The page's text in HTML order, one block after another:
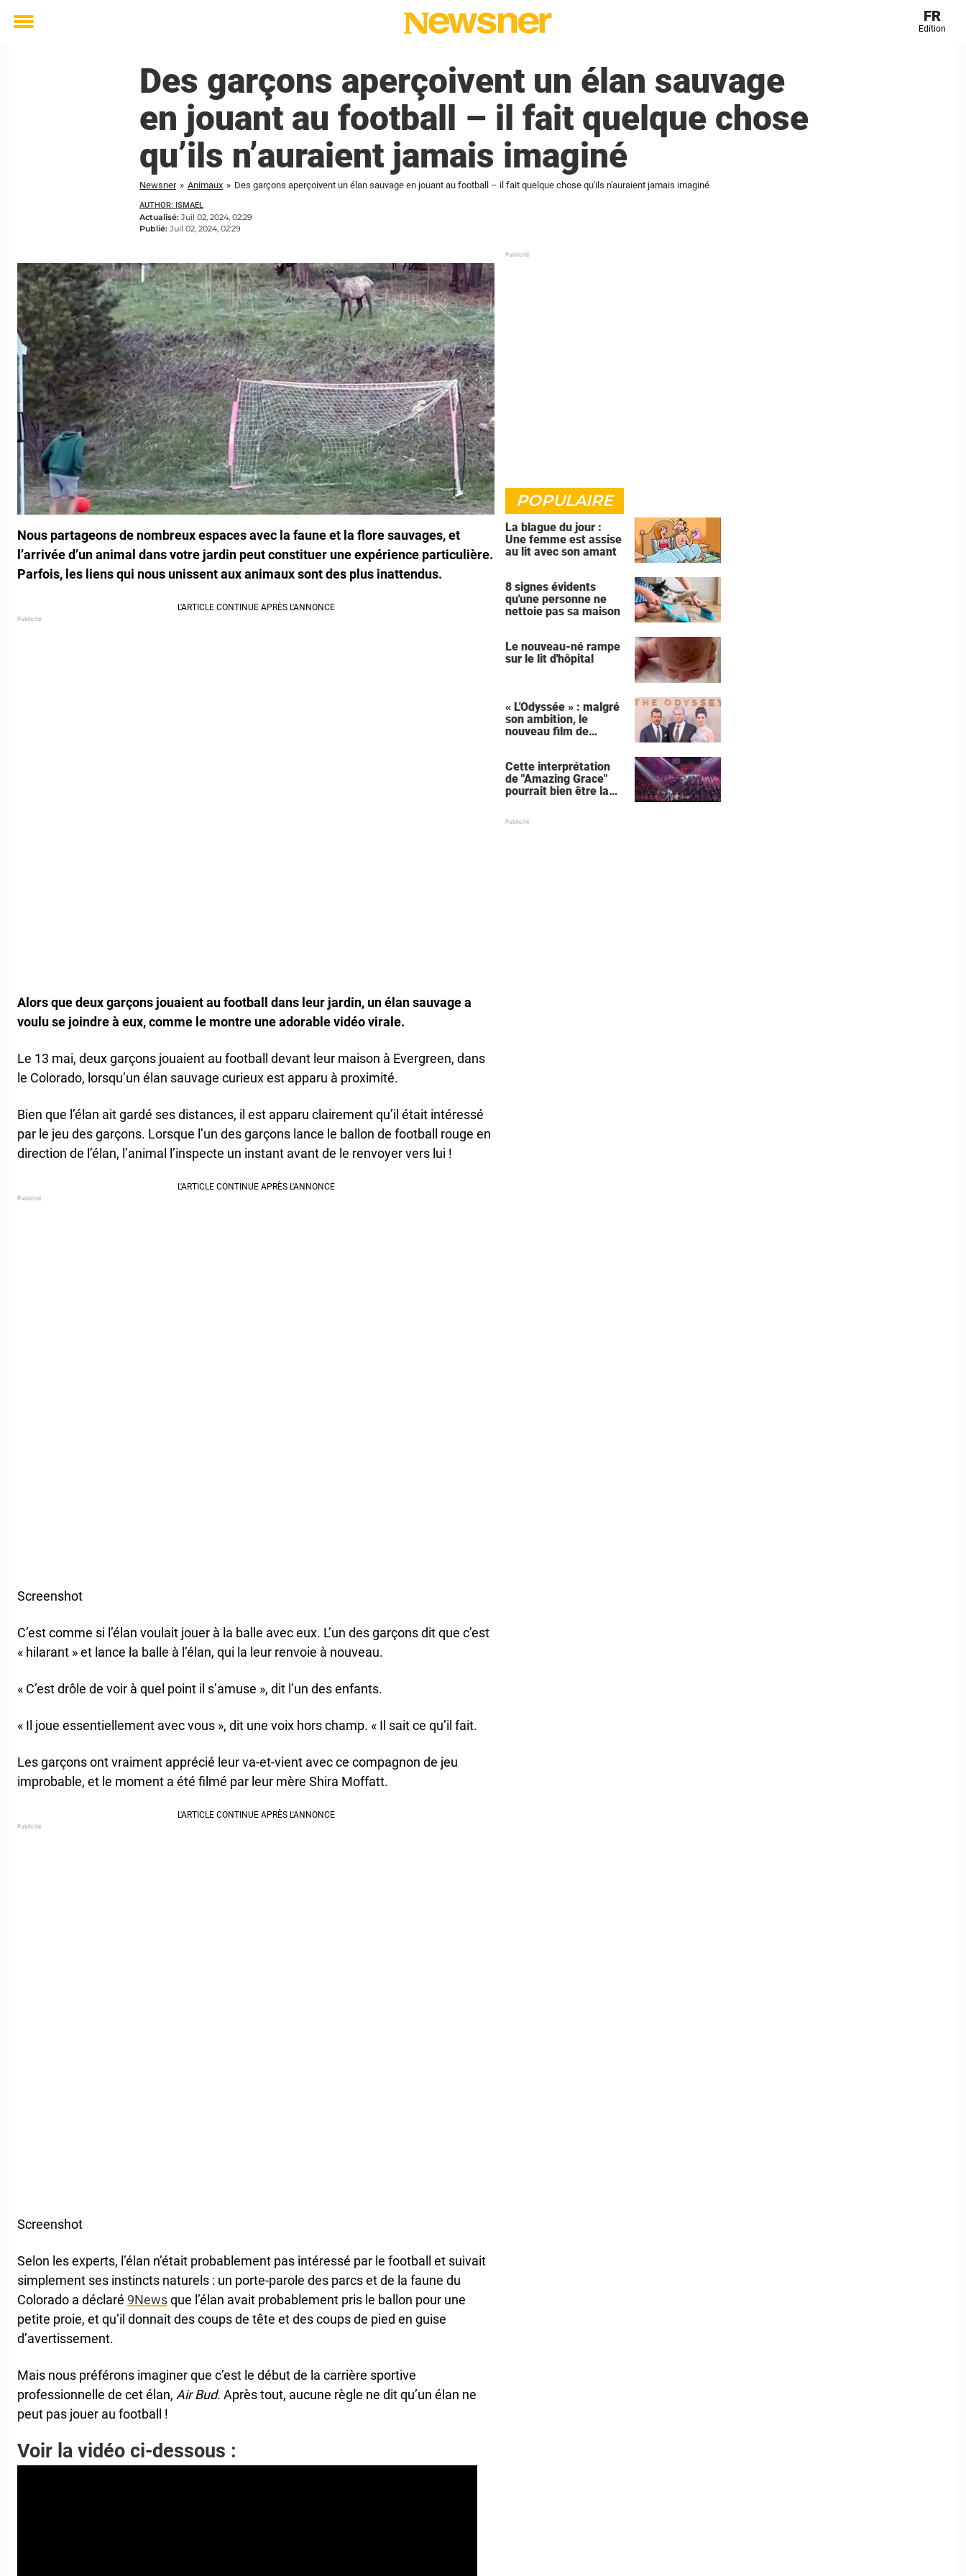
Toggle
FR
Edition
Des garçons aperçoivent un élan sauvage
en jouant au football – il fait quelque chose
qu’ils n’auraient jamais imaginé
Newsner » Animaux » Des garçons aperçoivent un élan sauvage en jouant au football – il fait quelque chose qu'ils n'auraient jamais imaginé
AUTHOR: ISMAEL
Actualisé: Juil 02, 2024, 02:29
Publié: Juil 02, 2024, 02:29
Nous partageons de nombreux espaces avec la faune et la flore sauvages, et
l’arrivée d’un animal dans votre jardin peut constituer une expérience particulière.
Parfois, les liens qui nous unissent aux animaux sont des plus inattendus.
Alors que deux garçons jouaient au football dans leur jardin, un élan sauvage a
voulu se joindre à eux, comme le montre une adorable vidéo virale.
Le 13 mai, deux garçons jouaient au football devant leur maison à Evergreen, dans
le Colorado, lorsqu’un élan sauvage curieux est apparu à proximité.
Bien que l’élan ait gardé ses distances, il est apparu clairement qu’il était intéressé
par le jeu des garçons. Lorsque l’un des garçons lance le ballon de football rouge en
direction de l’élan, l’animal l’inspecte un instant avant de le renvoyer vers lui !
Screenshot
C’est comme si l’élan voulait jouer à la balle avec eux. L’un des garçons dit que c’est
« hilarant » et lance la balle à l’élan, qui la leur renvoie à nouveau.
« C’est drôle de voir à quel point il s’amuse », dit l’un des enfants.
« Il joue essentiellement avec vous », dit une voix hors champ. « Il sait ce qu’il fait.
Les garçons ont vraiment apprécié leur va-et-vient avec ce compagnon de jeu
improbable, et le moment a été filmé par leur mère Shira Moffatt.
Screenshot
Selon les experts, l’élan n’était probablement pas intéressé par le football et suivait
simplement ses instincts naturels : un porte-parole des parcs et de la faune du
Colorado a déclaré 9Newsque l’élan avait probablement pris le ballon pour une
petite proie, et qu’il donnait des coups de tête et des coups de pied en guise
d’avertissement.
Mais nous préférons imaginer que c’est le début de la carrière sportive
professionnelle de cet élan, Air Bud. Après tout, aucune règle ne dit qu’un élan ne
peut pas jouer au football !
Voir la vidéo ci-dessous :
POPULAIRE
La blague du jour :
Une femme est assise
au lit avec son amant
8 signes évidents
qu'une personne ne
nettoie pas sa maison
Le nouveau-né rampe
sur le lit d'hôpital
« L'Odyssée » : malgré
son ambition, le
nouveau film de
récurrente
Cette interprétation
de "Amazing Grace"
pourrait bien être la